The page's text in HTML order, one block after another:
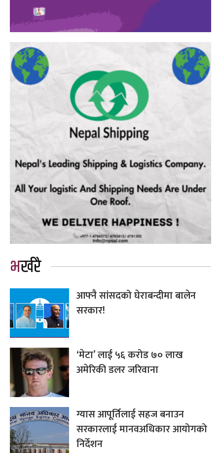
भर्खरै
आफ्नै सांसदको घेराबन्दीमा बालेन
सरकार!
‘मेटा’ लाई ५६ करोड ७० लाख
अमेरिकी डलर जरिवाना
ग्यास आपूर्तिलाई सहज बनाउन
सरकारलाई मानवअधिकार आयोगको
निर्देशन